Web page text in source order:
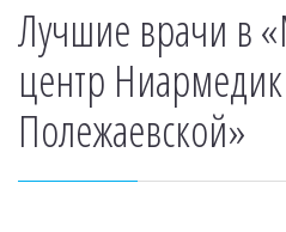
Лучшие врачи в
центр
Полежаевской»